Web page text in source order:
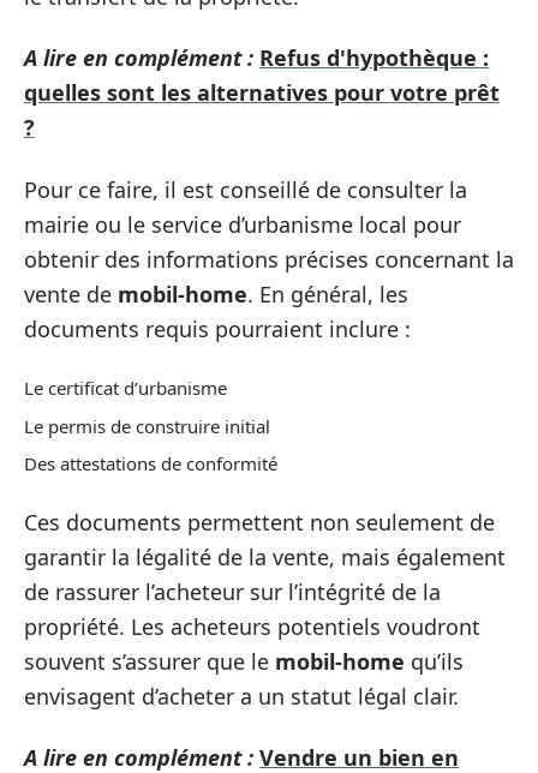
A lire en complément : Refus d'hypothèque :
quelles sont les alternatives pour votre prêt
?
Pour ce faire, il est conseillé de consulter la
mairie ou le service d’urbanisme local pour
obtenir des informations précises concernant la
vente de mobil-home. En général, les
documents requis pourraient inclure :
Le certificat d’urbanisme
Le permis de construire initial
Des attestations de conformité
Ces documents permettent non seulement de
garantir la légalité de la vente, mais également
de rassurer l’acheteur sur l’intégrité de la
propriété. Les acheteurs potentiels voudront
souvent s’assurer que le mobil-home qu’ils
envisagent d’acheter a un statut légal clair.
A lire en complément : Vendre un bien en